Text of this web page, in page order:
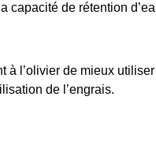
capacité de rétention
à l’olivier de mieux
de l’engrais.